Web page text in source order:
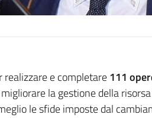
realizzare e completare111
la gestione della
le sfide imposte dal